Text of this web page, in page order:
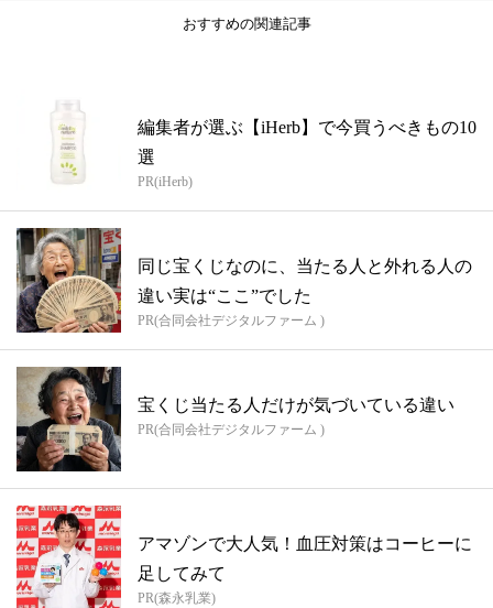
おすすめの関連記事
編集者が選ぶ【iHerb】で今買うべきもの10
選
PR(iHerb)
同じ宝くじなのに、当たる人と外れる人の
違い実は“ここ”でした
PR(合同会社デジタルファーム )
宝くじ当たる人だけが気づいている違い
PR(合同会社デジタルファーム )
アマゾンで大人気！血圧対策はコーヒーに
足してみて
PR(森永乳業)